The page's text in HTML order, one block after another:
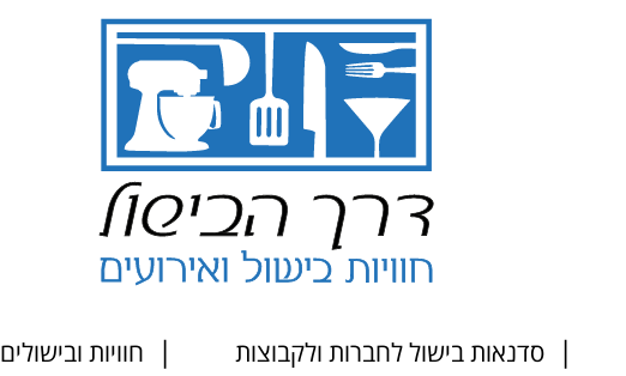
סדנאות בישול לחברות ולקבוצות חוויות ובישולים